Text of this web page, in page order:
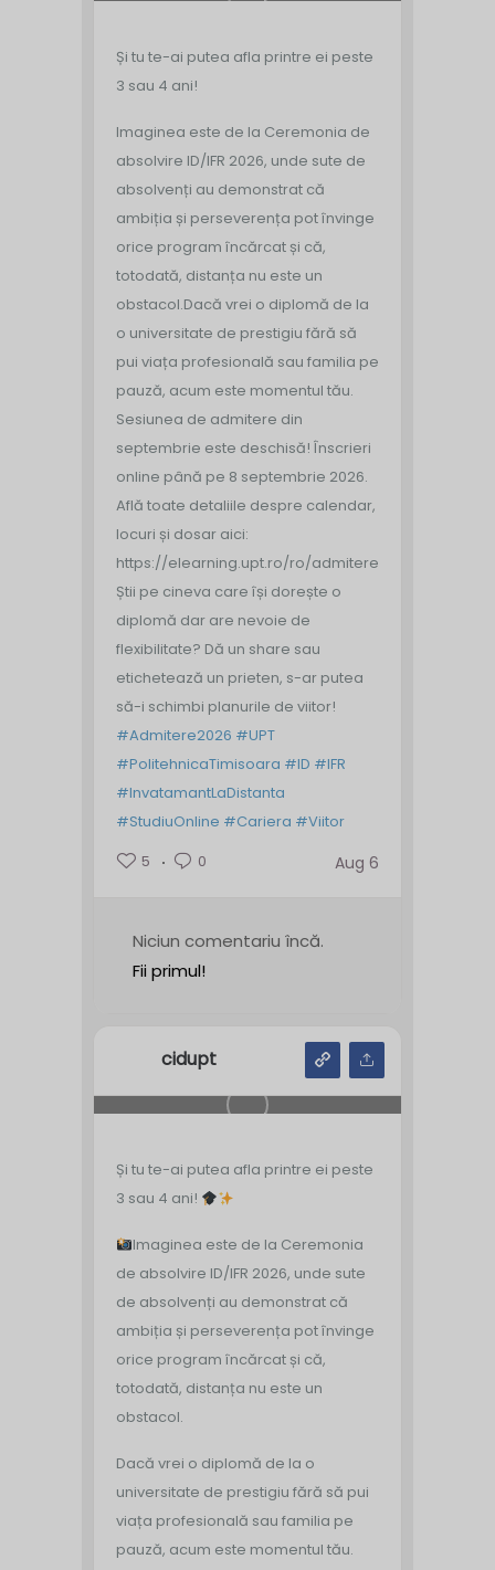
Și tu te-ai putea afla printre ei peste
3 sau 4 ani!
Imaginea este de la Ceremonia de
absolvire ID/IFR 2026, unde sute de
absolvenți au demonstrat că
ambiția și perseverența pot învinge
orice program încărcat și că,
totodată, distanța nu este un
obstacol.Dacă vrei o diplomă de la
o universitate de prestigiu fără să
pui viața profesională sau familia pe
pauză, acum este momentul tău.
Sesiunea de admitere din
septembrie este deschisă! Înscrieri
online până pe 8 septembrie 2026.
Află toate detaliile despre calendar,
locuri și dosar aici:
https://elearning.upt.ro/ro/admitere/
Știi pe cineva care își dorește o
diplomă dar are nevoie de
flexibilitate? Dă un share sau
etichetează un prieten, s-ar putea
să-i schimbi planurile de viitor!
#Admitere2026 #UPT
#PolitehnicaTimisoara #ID #IFR
#InvatamantLaDistanta
#StudiuOnline #Cariera #Viitor
5
0 Aug 6
Niciun comentariu încă.
Fii primul!
cidupt
Și tu te-ai putea afla printre ei peste
3 sau 4 ani!
Imaginea este de la Ceremonia
de absolvire ID/IFR 2026, unde sute
de absolvenți au demonstrat că
ambiția și perseverența pot învinge
orice program încărcat și că,
totodată, distanța nu este un
obstacol.
Dacă vrei o diplomă de la o
universitate de prestigiu fără să pui
viața profesională sau familia pe
pauză, acum este momentul tău.